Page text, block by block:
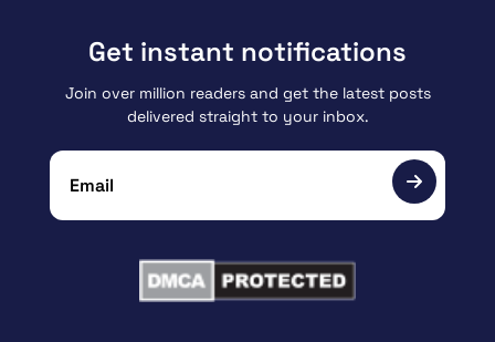
Get instant notifications
Join over million readers and get the latest posts
delivered straight to your inbox.